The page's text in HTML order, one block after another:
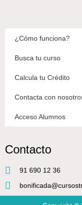
¿Cómo funciona?
Busca tu curso
Calcula tu Crédito
Contacta con
Acceso Alumnos
Contacto
91 690 12 36